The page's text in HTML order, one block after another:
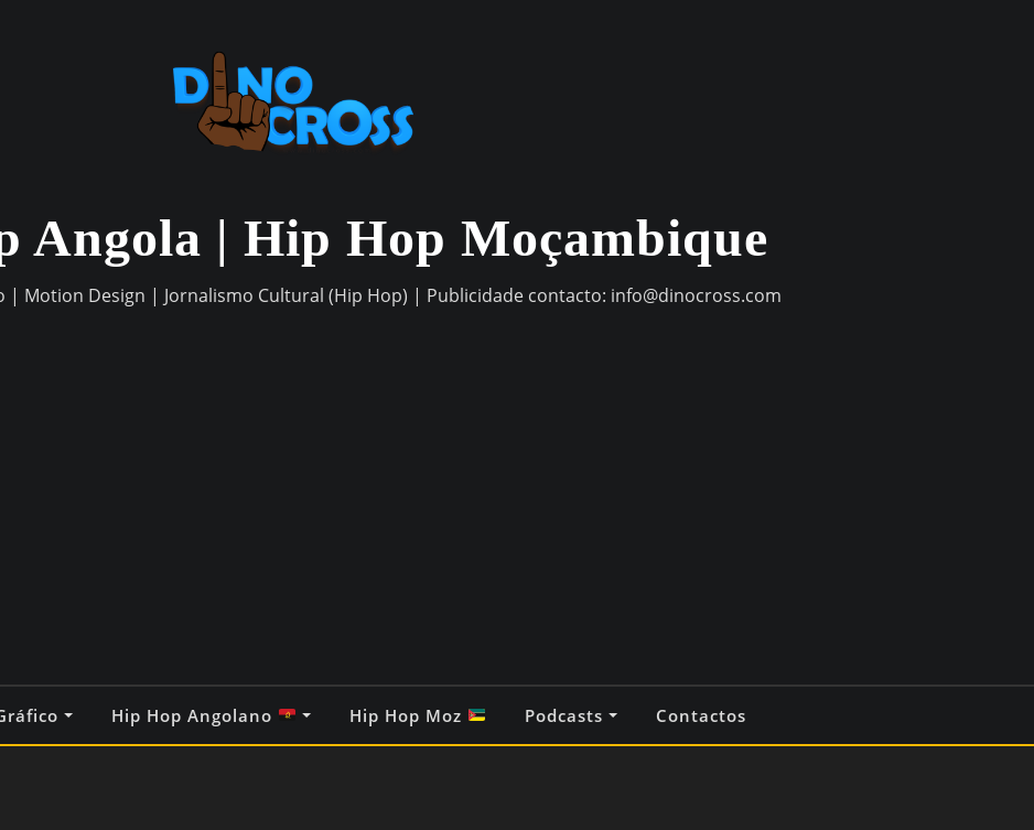
Angola | Hip Hop Moçambique
| Motion Design | Jornalismo Cultural (Hip Hop) | Publicidade contacto: info@dinocross.com
Hip Hop Angolano Hip Hop Moz Podcasts Contactos